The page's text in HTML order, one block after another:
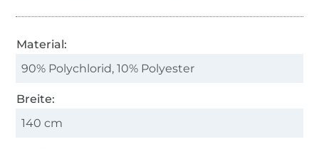
Material:
90% Polychlorid, 10% Polyester
Breite:
140 cm